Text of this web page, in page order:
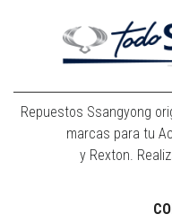
Repuestos Ssangyong
marcas para tu
y Rexton.